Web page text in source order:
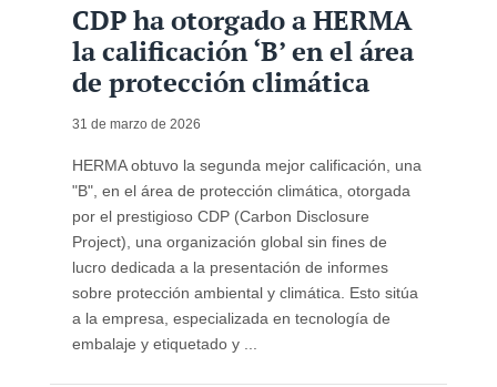
CDP ha otorgado a HERMA
la calificación ‘B’ en el área
de protección climática
31 de marzo de 2026
HERMA obtuvo la segunda mejor calificación, una
"B", en el área de protección climática, otorgada
por el prestigioso CDP (Carbon Disclosure
Project), una organización global sin fines de
lucro dedicada a la presentación de informes
sobre protección ambiental y climática. Esto sitúa
a la empresa, especializada en tecnología de
embalaje y etiquetado y ...